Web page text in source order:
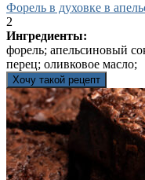
Форель в духовке в
2
Ингредиенты:
форель; апельсиновый
перец; оливковое масло;
Хочу такой рецепт